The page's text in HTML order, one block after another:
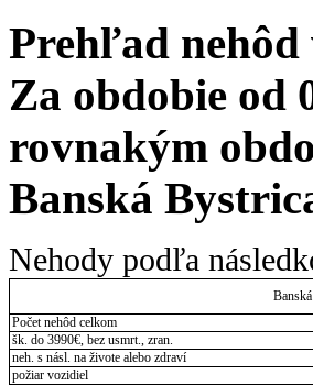
Prehľad nehôd
Za obdobie od
rovnakým
Banská
Nehody podľa
Počet nehôd celkom
šk. do 3990€, bez usmrt., zran.
neh. s násl. na živote alebo zdraví
požiar vozidiel